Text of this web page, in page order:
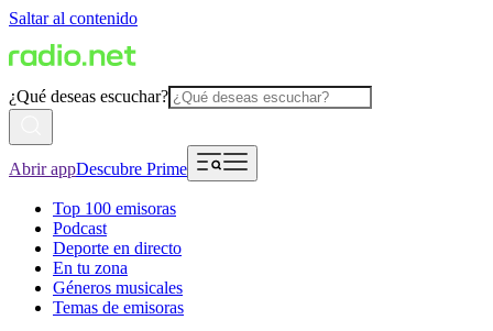
Saltar al contenido
¿Qué deseas escuchar?
Abrir appDescubre Prime
Top 100 emisoras
Podcast
Deporte en directo
En tu zona
Géneros musicales
Temas de emisoras